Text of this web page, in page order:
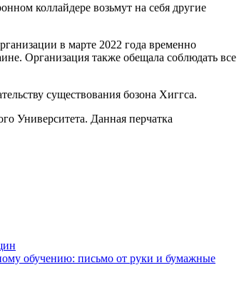
коллайдере возьмут на себя другие
в марте 2022 года временно
Организация также обещала соблюдать все
существования бозона Хиггса.
Университета. Данная перчатка
обучению: письмо от руки и бумажные